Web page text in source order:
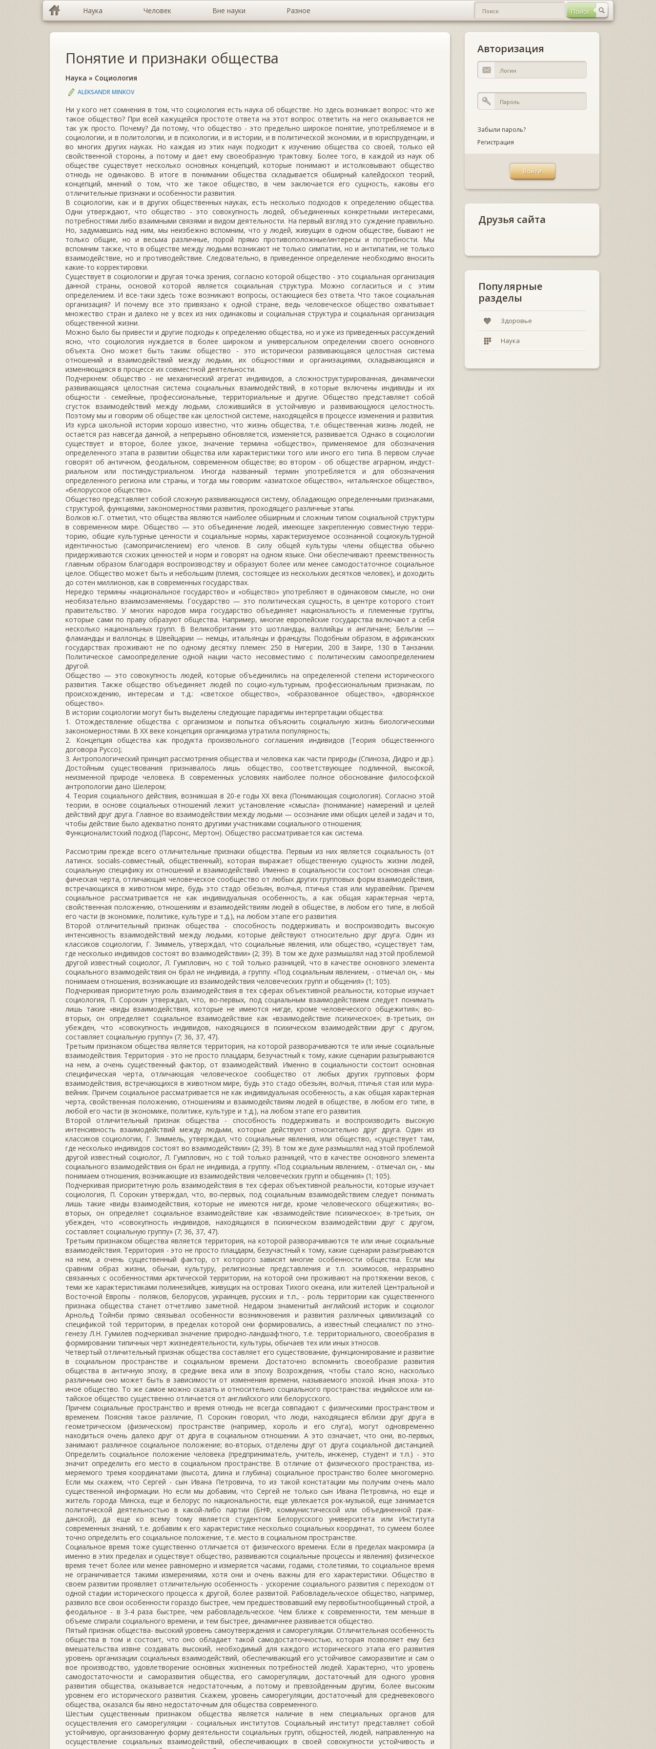
Наука Человек Вне науки Разное
Понятие и признаки общества
Наука » Социология
ALEKSANDR MINKOV
Ни у кого нет сомнения в том, что социология есть наука об обществе. Но здесь возникает вопрос: что же
такое общество? При всей кажущейся простоте ответа на этот вопрос ответить на него оказывается не
так уж просто. Почему? Да потому, что общество - это предельно широкое понятие, употребляемое и в
социологии, и в политологии, и в психологии, и в истории, и в политической эко­номии, и в юриспруденции, и
во многих других науках. Но каждая из этих наук подходит к изучению общества со своей, только ей
свойственной стороны, а потому и дает ему своеобразную трак­товку. Более того, в каждой из наук об
обществе существует не­сколько основных концепций, которые понимают и истолковыва­ют общество
отнюдь не одинаково. В итоге в понимании общества складывается обширный калейдоскоп теорий,
концепций, мнений о том, что же такое общество, в чем заключается его сущность, ка­ковы его
отличительные признаки и особенности развития.
В социологии, как и в других общественных науках, есть не­сколько подходов к определению общества.
Одни утверждают, что общество - это совокупность людей, объединенных конкретными интересами,
потребностями либо взаимными связями и видом дея­тельности. На первый взгляд это суждение правильно.
Но, заду­мавшись над ним, мы неизбежно вспомним, что у людей, живущих в одном обществе, бывают не
только общие, но и весьма различ­ные, порой прямо противоположные/интересы и потребности. Мы
вспомним также, что в обществе между людьми возникают не только симпатии, но и антипатии, не только
взаимодействие, но и противодействие. Следовательно, в приведенное определение не­обходимо вносить
какие-то корректировки.
Существует в социологии и другая точка зрения, согласно которой общество - это социальная организация
данной страны, основой которой является социальная структура. Можно согла­ситься и с этим
определением. И все-таки здесь тоже возникают вопросы, остающиеся без ответа. Что такое социальная
организа­ция? И почему все это привязано к одной стране, ведь человече­ское общество охватывает
множество стран и далеко не у всех из них одинаковы и социальная структура и социальная организация
общественной жизни.
Можно было бы привести и другие подходы к определению общества, но и уже из приведенных рассуждений
ясно, что социо­логия нуждается в более широком и универсальном определении своего основного
объекта. Оно может быть таким: общество - это исторически развивающаяся целостная система
отношений и взаимодействий между людьми, их общностями и организациями, складывающаяся и
изменяющаяся в процессе их совместной дея­тельности.
Подчеркнем: общество - не механический агрегат индиви­дов, а сложноструктурированная, динамически
развивающаяся це­лостная система социальных взаимодействий, в которые включе­ны индивиды и их
общности - семейные, профессиональные, тер­риториальные и другие. Общество представляет собой
сгусток взаимодействий между людьми, сложившийся в устойчивую и развивающуюся целостность.
Поэтому мы и говорим об обществе как целостной системе, находящейся в процессе изменения и раз­вития.
Из курса школьной истории хорошо известно, что жизнь общества, т.е. общественная жизнь людей, не
остается раз навсе­гда данной, а непрерывно обновляется, изменяется, развивается. Однако в социологии
существует и второе, более узкое, значение термина «общество», применяемое для обозначения
определенно­го этапа в развитии общества или характеристики того или иного его типа. В первом случае
говорят об античном, феодальном, со­временном обществе; во втором - об обществе аграрном, индуст­
риальном или постиндустриальном. Иногда названный термин употребляется и для обозначения
определенного региона или страны, и тогда мы говорим: «азиатское общество», «итальянское общество»,
«белорусское общество».
Общество представляет собой сложную развивающуюся систему, обладающую определенными признаками,
структурой, функциями, закономерностями развития, проходящего различные этапы.
Волков ю.Г. отметил, что общества являются наиболее обширным и сложным типом со­циальной структуры
в современном мире. Общество — это объединение людей, имеющее закрепленную совместную терри­
торию, общие культурные ценности и социальные нормы, ха­рактеризуемое осознанной социокультурной
идентичностью (самопричислением) его членов. В силу общей культуры члены общества обычно
придерживаются схожих ценностей и норм и говорят на одном языке. Они обеспечивают преемственность
главным образом благодаря воспроизводству и образуют более или менее самодостаточное социальное
целое. Общество может быть и небольшим (племя, состоящее из нескольких десятков человек), и доходить
до сотен миллионов, как в современных государствах.
Нередко термины «национальное государство» и «общество» употребляют в одинаковом смысле, но они
необязательно взаи­мозаменяемы. Государство — это политическая сущность, в центре которого стоит
правительство. У многих народов мира государство объединяет национальность и племенные группы,
которые сами по праву образуют общества. Например, многие ев­ропейские государства включают а себя
несколько национальных групп. В Великобритании это шотландцы, валлийцы и англичане; Бельгии —
фламандцы и валлонцы; в Швейцарии — немцы, итальянцы и французы. Подобным образом, в африканских
государствах проживают не по одному десятку племен: 250 в Ниге­рии, 200 в Заире, 130 в Танзании.
Политическое самоопределе­ние одной нации часто несовместимо с политическим самоопре­делением
другой.
Общество — это совокупность людей, которые объединились на определенной степени исторического
развития. Также общество объединяет людей по социо-культурным, профессиональным признакам, по
происхождению, интересам и т.д.: «светское общество», «образованное общество», «дворянское
общество».
В истории социологии могут быть выделены следующие парадигмы интерпретации общества:
1. Отождествление общества с организмом и попытка объяснить социальную жизнь биологическими
закономерностями. В XX веке концепция органицизма утратила популярность;
2. Концепция общества как продукта произвольного соглашения индивидов (Теория общественного
договора Руссо);
3. Антропологический принцип рассмотрения общества и человека как части природы (Спиноза, Дидро и др.).
Достойным существования признавалось лишь общество, соответствующее подлинной, высокой,
неизменной природе человека. В современных условиях наиболее полное обоснование философской
антропологии дано Шелером;
4. Теория социального действия, возникшая в 20-е годы XX века (Понимающая социология). Согласно этой
теории, в основе социальных отношений лежит установление «смысла» (понимание) намерений и целей
действий друг друга. Главное во взаимодействии между людьми — осознание ими общих целей и задач и то,
чтобы действие было адекватно понято другими участниками социального отношения;
Функционалистский подход (Парсонс, Мертон). Общество рассматривается как система.
Рассмотрим прежде всего отличительные признаки общест­ва. Первым из них является социальность (от
латинск. socialis-совместный, общественный), которая выражает общественную сущность жизни людей,
социальную специфику их отношений и взаимодействий. Именно в социальности состоит основная специ­
фическая черта, отличающая человеческое сообщество от любых других групповых форм взаимодействия,
встречающихся в живот­ном мире, будь это стадо обезьян, волчья, птичья стая или мура­вейник. Причем
социальное рассматривается не как индивидуаль­ная особенность, а как общая характерная черта,
свойственная по­ложению, отношениям и взаимодействиям людей в обществе, в любом его типе, в любой
его части (в экономике, политике, куль­туре и т.д.), на любом этапе его развития.
Второй отличительный признак общества - способность поддерживать и воспроизводить высокую
интенсивность взаимо­действий между людьми, которые действуют относительно друг друга. Один из
классиков социологии, Г. Зиммель, утверждал, что социальные явления, или общество, «существует там,
где несколь­ко индивидов состоят во взаимодействии» (2; 39). В том же духе размышлял над этой проблемой
другой известный социолог, Л. Гумплович, но с той только разницей, что в качестве основного элемента
социального взаимодействия он брал не индивида, а группу. «Под социальным явлением, - отмечал он, - мы
понимаем отношения, возникающие из взаимодействия человеческих групп и общения» (1; 105).
Подчеркивая приоритетную роль взаимодействия в тех сфе­рах объективной реальности, которые изучает
социология, П. Сорокин утверждал, что, во-первых, под социальным взаимо­действием следует понимать
лишь такие «виды взаимодействия, которые не имеются нигде, кроме человеческого общежития»; во-
вторых, он определяет социальное взаимодействие как «взаимо­действие психическое»; в-третьих, он
убежден, что «совокупность индивидов, находящихся в психическом взаимодействии друг с другом,
составляет социальную группу» (7; 36, 37, 47).
Третьим признаком общества является территория, на ко­торой разворачиваются те или иные социальные
взаимодействия. Территория - это не просто плацдарм, безучастный к тому, какие сценарии разыгрываются
на нем, а очень существенный фактор, от взаимодействий. Именно в социальности состоит основная
специ­фическая черта, отличающая человеческое сообщество от любых других групповых форм
взаимодействия, встречающихся в живот­ном мире, будь это стадо обезьян, волчья, птичья стая или мура­
вейник. Причем социальное рассматривается не как индивидуаль­ная особенность, а как общая характерная
черта, свойственная по­ложению, отношениям и взаимодействиям людей в обществе, в любом его типе, в
любой его части (в экономике, политике, куль­туре и т.д.), на любом этапе его развития.
Второй отличительный признак общества - способность поддерживать и воспроизводить высокую
интенсивность взаимо­действий между людьми, которые действуют относительно друг друга. Один из
классиков социологии, Г. Зиммель, утверждал, что социальные явления, или общество, «существует там,
где несколь­ко индивидов состоят во взаимодействии» (2; 39). В том же духе размышлял над этой проблемой
другой известный социолог, Л. Гумплович, но с той только разницей, что в качестве основного элемента
социального взаимодействия он брал не индивида, а группу. «Под социальным явлением, - отмечал он, - мы
понимаем отношения, возникающие из взаимодействия человеческих групп и общения» (1; 105).
Подчеркивая приоритетную роль взаимодействия в тех сфе­рах объективной реальности, которые изучает
социология, П. Сорокин утверждал, что, во-первых, под социальным взаимо­действием следует понимать
лишь такие «виды взаимодействия, которые не имеются нигде, кроме человеческого общежития»; во-
вторых, он определяет социальное взаимодействие как «взаимо­действие психическое»; в-третьих, он
убежден, что «совокупность индивидов, находящихся в психическом взаимодействии друг с другом,
составляет социальную группу» (7; 36, 37, 47).
Третьим признаком общества является территория, на ко­торой разворачиваются те или иные социальные
взаимодействия. Территория - это не просто плацдарм, безучастный к тому, какие сценарии разыгрываются
на нем, а очень существенный фактор, от которого зависят многие особенности общества. Если мы
сравним образ жизни, обычаи, культуру, религиозные представления и т.п. эскимосов, неразрывно
связанных с особенностями арктической территории, на которой они проживают на протяжении веков, с
теми же характеристиками полинезийцев, живущих на островах Тихого океана, или жителей Центральной и
Восточной Европы - поляков, белорусов, украинцев, русских и т.п., - роль территории как существенного
признака общества станет отчетливо заметной. Недаром знаменитый английский историк и социолог
Арнольд Тойнби прямо связывал особенности возникновения и развития различных цивилизаций со
спецификой той территории, в преде­лах которой они формировались, а известный специалист по этно­
генезу Л.Н. Гумилев подчеркивал значение природно-ландшафтного, т.е. территориального, своеобразия в
формировании типич­ных черт жизнедеятельности, культуры, обычаев тех или иных эт­носов.
Четвертый отличительный признак общества составляет его существование, функционирование и развитие
в социальном пространстве и социальном времени. Достаточно вспомнить свое­образие развития
общества в античную эпоху, в средние века или в эпоху Возрождения, чтобы стало ясно, насколько
различным оно может быть в зависимости от изменения времени, называемого эпохой. Иная эпоха- это
иное общество. То же самое можно ска­зать и относительно социального пространства: индийское или ки­
тайское общество существенно отличается от английского или бе­лорусского.
Причем социальные пространство и время отнюдь не всегда совпадают с физическими пространством и
временем. Поясняя та­кое различие, П. Сорокин говорил, что люди, находящиеся вблизи друг друга в
геометрическом (физическом) пространстве (напри­мер, король и его слуга), могут одновременно
находиться очень далеко друг от друга в социальном отношении. А это означает, что они, во-первых,
занимают различное социальное положение; во-вторых, отделены друг от друга социальной дистанцией.
Опреде­лить социальное положение человека (предприниматель, учитель, инженер, студент и т.п.) - это
значит определить его место в соци­альном пространстве. В отличие от физического пространства, из­
меряемого тремя координатами (высота, длина и глубина) соци­альное пространство более многомерно.
Если мы скажем, что Сер­гей - сын Ивана Петровича, то из такой констатации мы получим очень мало
существенной информации. Но если мы добавим, что Сергей не только сын Ивана Петровича, но еще и
житель города Минска, еще и белорус по национальности, еще увлекается рок-музыкой, еще занимается
политической деятельностью в какой-либо партии (БНФ, коммунистической или объединенной граж­
данской), да еще ко всему тому является студентом Белорусского университета или Института
современных знаний, т.е. добавим к его характеристике несколько социальных координат, то сумеем более
точно определить его социальное положение, т.е. место в социальном пространстве.
Социальное время тоже существенно отличается от физиче­ского времени. Если в пределах макромира (а
именно в этих пре­делах и существует общество, развиваются социальные процессы и явления) физическое
время течет более или менее равномерно и измеряется часами, годами, столетиями, то социальное время
не ограничивается такими измерениями, хотя они и очень важны для его характеристики. Общество в
своем развитии проявляет отли­чительную особенность - ускорение социального развития с пере­ходом от
одной стадии исторического процесса к другой, более развитой. Рабовладельческое общество, например,
развило все свои особенности гораздо быстрее, чем предшествовавший ему первобытнообщинный строй, а
феодальное - в 3-4 раза быстрее, чем рабовладельческое. Чем ближе к современности, тем меньше в
объеме спирали социального времени, и тем быстрее, динамичнее развивается общество.
Пятый признак общества- высокий уровень самоутвер­ждения и саморегуляции. Отличительная особенность
общества в том и состоит, что оно обладает такой самодостаточностью, кото­рая позволяет ему без
вмешательства извне создавать высокий, не­обходимый для каждого исторического этапа его развития
уровень организации социальных взаимодействий, обеспечивающий его устойчивое саморазвитие и сам о
вое производство, удовлетворение основных жизненных потребностей людей. Характерно, что уро­вень
самодостаточности и саморазвития общества, его саморегу­ляции, достаточный для одного уровня
развития общества, оказы­вается недостаточным, а потому и превзойденным другим, более высоким
уровнем его исторического развития. Скажем, уровень саморегуляции, достаточный для средневекового
общества, ока­зался бы явно недостаточным для общества современного.
Шестым существенным признаком общества является на­личие в нем специальных органов для
осуществления его саморе­гуляции - социальных институтов. Социальный институт пред­ставляет собой
устойчивую, организованную форму деятельности социальных групп, общностей, людей, направленную на
осущест­вление социальных взаимодействий, обеспечивающих в своей со­вокупности устойчивость и
Авторизация
Забыли пароль?
Регистрация
Друзья сайта
Популярные
разделы
Здоровье
Наука